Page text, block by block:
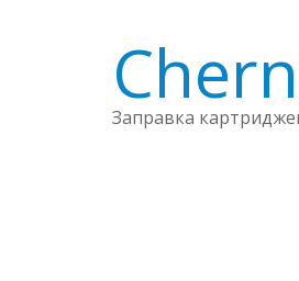
Заправка